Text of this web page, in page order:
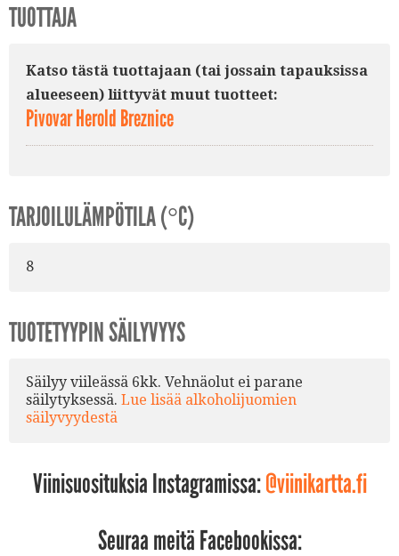
TUOTTAJA
Katso tästä tuottajaan (tai jossain tapauksissa
alueeseen) liittyvät muut tuotteet:
Pivovar Herold Breznice
TARJOILULÄMPÖTILA (°C)
8
TUOTETYYPIN SÄILYVYYS
Säilyy viileässä 6kk. Vehnäolut ei parane
säilytyksessä. Lue lisää alkoholijuomien
säilyvyydestä
Viinisuosituksia Instagramissa:@viinikartta.fi
Seuraa meitä Facebookissa: